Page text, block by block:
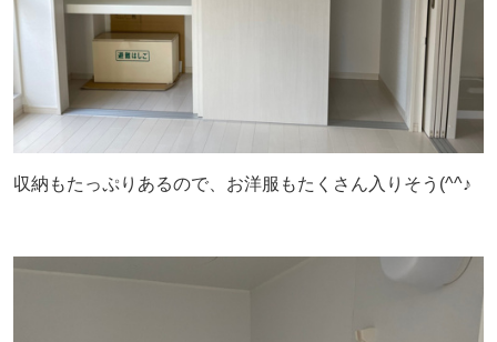
収納もたっぷりあるので、お洋服もたくさん入りそう(^^♪